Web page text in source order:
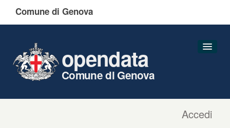
Comune di Genova
Accedi
opendata
Comune di Genova